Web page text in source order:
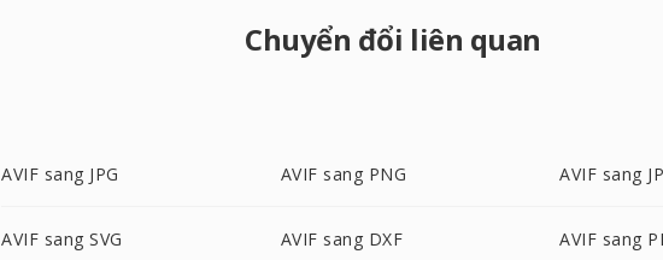
Chuyển đổi liên quan
AVIF sang JPG AVIF sang PNG AVIF sang
AVIF sang SVG AVIF sang DXF AVIF sang